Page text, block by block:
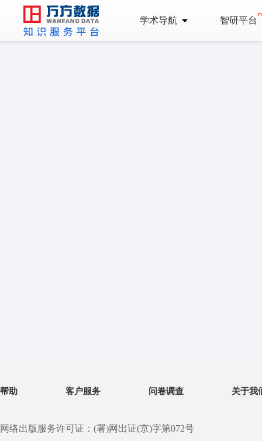
学术导航 智研平台
帮助 客户服务 问卷调查 关于我
网络出版服务许可证：(署)网出证(京)字第072号